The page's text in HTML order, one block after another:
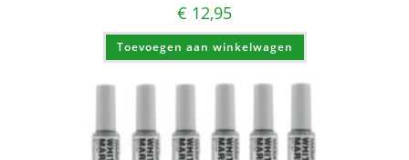
€ 12,95
Toevoegen aan winkelwagen